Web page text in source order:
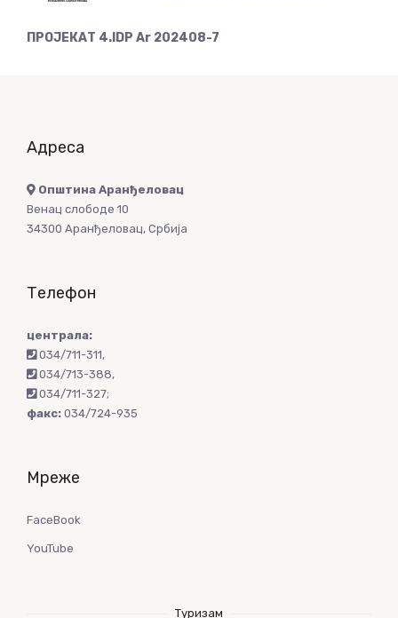
ПРОЈЕКАТ 4.IDP Ar 202408-7
Адреса
Општина Аранђеловац
Венац слободе 10
34300 Аранђеловац, Србија
Телефон
централа:
034/711-311,
034/713-388,
034/711-327;
факс: 034/724-935
Мреже
FaceBook
YouTube
Туризам